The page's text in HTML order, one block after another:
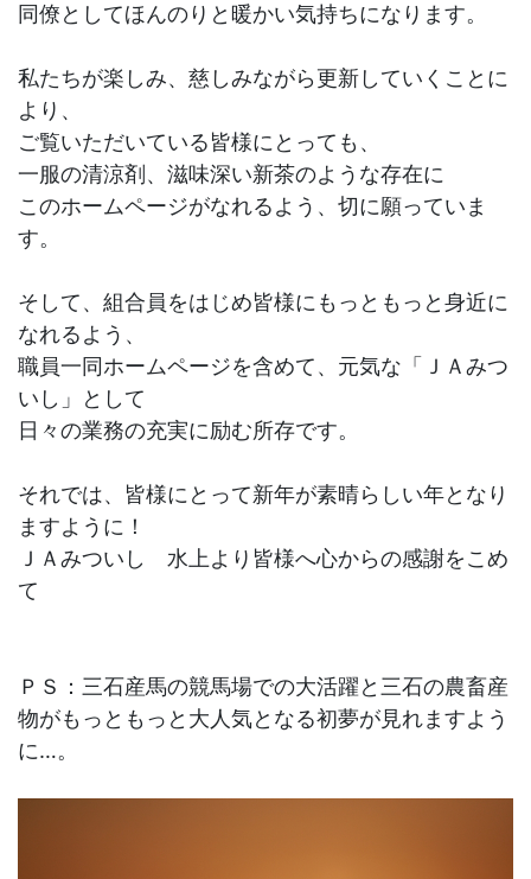
同僚としてほんのりと暖かい気持ちになります。
私たちが楽しみ、慈しみながら更新していくことに
より、
ご覧いただいている皆様にとっても、
一服の清涼剤、滋味深い新茶のような存在に
このホームページがなれるよう、切に願っていま
す。
そして、組合員をはじめ皆様にもっともっと身近に
なれるよう、
職員一同ホームページを含めて、元気な「ＪＡみつ
いし」として
日々の業務の充実に励む所存です。
それでは、皆様にとって新年が素晴らしい年となり
ますように！
ＪＡみついし 水上より皆様へ心からの感謝をこめ
て
ＰＳ：三石産馬の競馬場での大活躍と三石の農畜産
物がもっともっと大人気となる初夢が見れますよう
に…。